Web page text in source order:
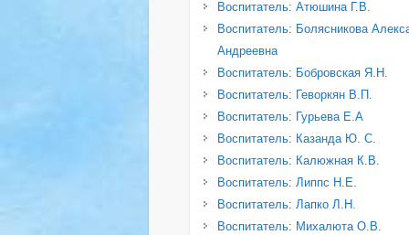
Воспитатель: Атюшина Г.В.
Воспитатель: Болясникова
Андреевна
Воспитатель: Бобровская Я.Н.
Воспитатель: Геворкян В.П.
Воспитатель: Гурьева Е.А
Воспитатель: Казанда Ю. С.
Воспитатель: Калюжная К.В.
Воспитатель: Липпс Н.Е.
Воспитатель: Лапко Л.Н.
Воспитатель: Михалюта О.В.